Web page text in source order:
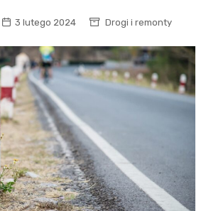
3 lutego 2024 Drogi i remonty